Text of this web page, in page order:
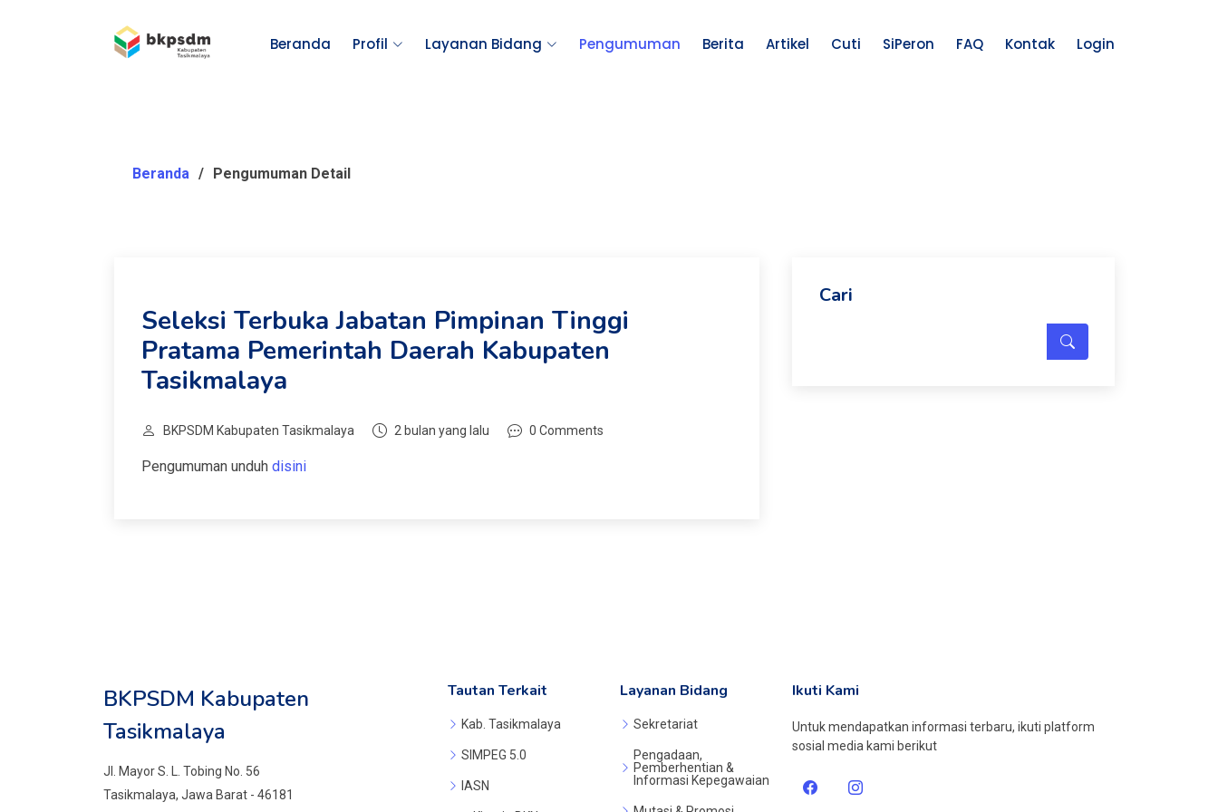
Beranda Profil Layanan Bidang Pengumuman Berita Artikel Cuti SiPeron FAQ Kontak Login
Beranda Pengumuman Detail
Seleksi Terbuka Jabatan Pimpinan Tinggi
Pratama Pemerintah Daerah Kabupaten
Tasikmalaya
BKPSDM Kabupaten Tasikmalaya 2 bulan yang lalu 0 Comments
Pengumuman unduh disini
Cari
BKPSDM Kabupaten
Tasikmalaya
Jl. Mayor S. L. Tobing No. 56
Tasikmalaya, Jawa Barat - 46181
Tautan Terkait
Kab. Tasikmalaya
SIMPEG 5.0
IASN
Layanan Bidang
Sekretariat
Pengadaan,
Pemberhentian &
Informasi Kepegawaian
Ikuti Kami
Untuk mendapatkan informasi terbaru, ikuti platform
sosial media kami berikut